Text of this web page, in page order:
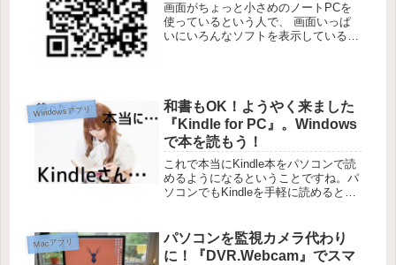
画面がちょっと小さめのノートPCを
使っているという人で、 画面いっぱ
いにいろんなソフトを表示していると
な...
Windowsアプリ
和書もOK！ようやく来ました
『Kindle for PC』。Windows
で本を読もう！
これで本当にKindle本をパソコンで読
めるようになるということですね。パ
ソコンでもKindleを手軽に読めるとい
るものはコミックなどのごくごく一部
に過...
Macアプリ
パソコンを監視カメラ代わり
に！『DVR.Webcam』でスマ